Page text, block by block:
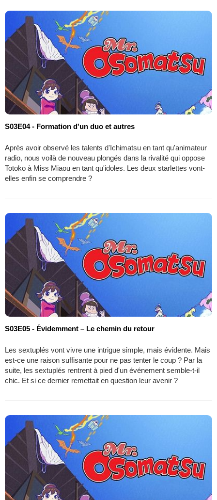
S03E04 - Formation d'un duo et autres
Après avoir observé les talents d'Ichimatsu en tant qu'animateur
radio, nous voilà de nouveau plongés dans la rivalité qui oppose
Totoko à Miss Miaou en tant qu'idoles. Les deux starlettes vont-
elles enfin se comprendre ?
S03E05 - Évidemment – Le chemin du retour
Les sextuplés vont vivre une intrigue simple, mais évidente. Mais
est-ce une raison suffisante pour ne pas tenter le coup ? Par la
suite, les sextuplés rentrent à pied d'un événement semble-t-il
chic. Et si ce dernier remettait en question leur avenir ?